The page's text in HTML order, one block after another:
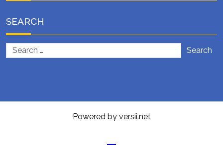
SEARCH
Search
Powered by versii.net